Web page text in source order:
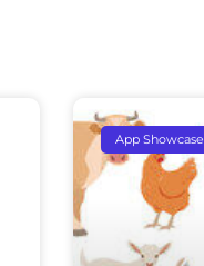
App Showcase